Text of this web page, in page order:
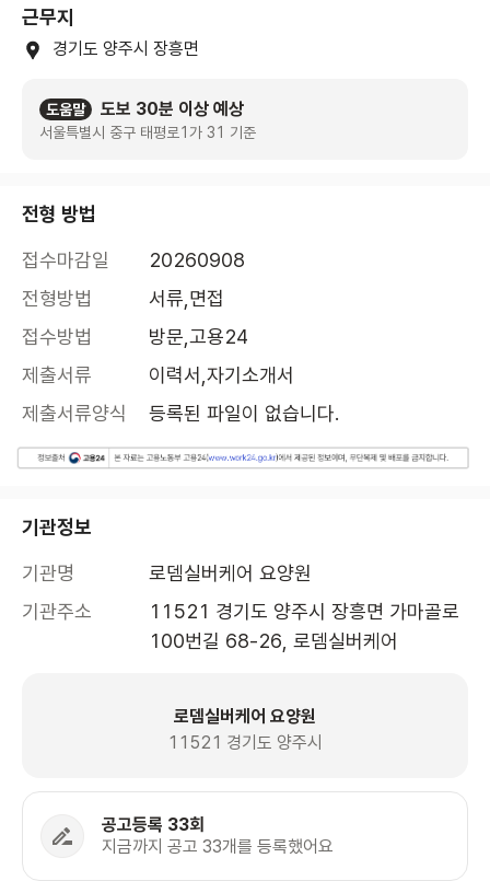
근무지
경기도 양주시 장흥면
도움말 도보 30분 이상 예상
서울특별시 중구 태평로1가 31 기준
전형 방법
접수마감일
20260908
전형방법
서류,면접
접수방법
방문,고용24
제출서류
이력서,자기소개서
제출서류양식
등록된 파일이 없습니다.
기관정보
기관명
로뎀실버케어 요양원
기관주소
11521 경기도 양주시 장흥면 가마골로
100번길 68-26, 로뎀실버케어
로뎀실버케어 요양원
11521 경기도 양주시
공고등록 33회
지금까지 공고 33개를 등록했어요